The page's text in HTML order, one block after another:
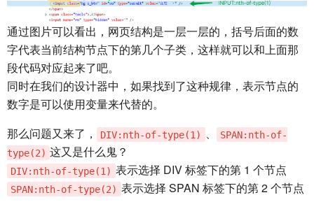
通过图片可以看出，网页结构是一层一层的，括号后面的数
字代表当前结构节点下的第几个子类，这样就可以和上面那
段代码对应起来了吧。
同时在我们的设计器中，如果找到了这种规律，表示节点的
数字是可以使用变量来代替的。
那么问题又来了，
DIV:nth-of-type(1) 、
SPAN:nth-of-
type(2) 这又是什么鬼？
DIV:nth-of-type(1) 表示选择 DIV 标签下的第 1 个节点
SPAN:nth-of-type(2) 表示选择 SPAN 标签下的第 2 个节点